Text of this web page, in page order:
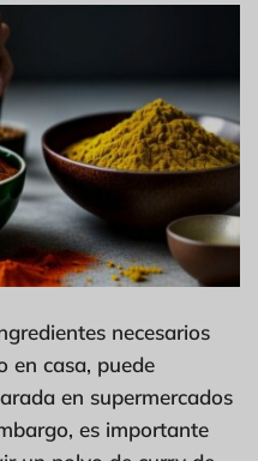
necesarios
en casa, puede
en supermercados
es importante